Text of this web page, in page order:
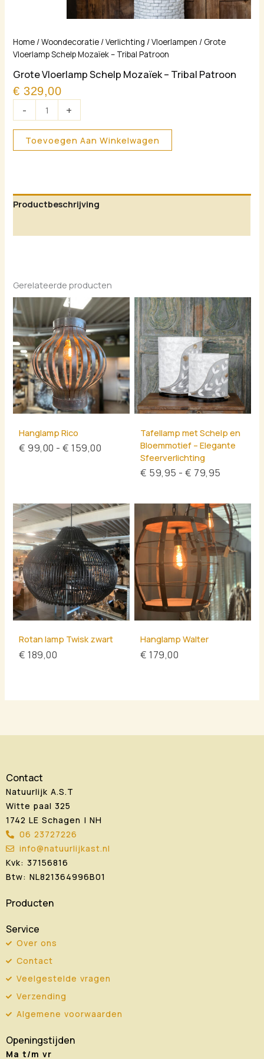
Home /Woondecoratie /Verlichting /Vloerlampen / Grote
Vloerlamp Schelp Mozaïek – Tribal Patroon
Grote Vloerlamp Schelp Mozaïek – Tribal Patroon
€ 329,00
-
Grote
Vloerlamp
Mozaïek
–
Tribal
aantal
+
Toevoegen Aan Winkelwagen
Productbeschrijving
Gerelateerde producten
Hanglamp Rico
€ 99,00 - € 159,00
Prijsklasse:
€ 99,00
tot
€ 159,00
Tafellamp met Schelp en
Bloemmotief – Elegante
Sfeerverlichting
€ 59,95 - € 79,95
€ 59,95
tot
€ 79,95
Rotan lamp Twisk zwart
€ 189,00
Hanglamp Walter
€ 179,00
Contact
Natuurlijk A.S.T
Witte paal 325
1742 LE Schagen | NH
06 23727226
info@natuurlijkast.nl
Kvk: 37156816
Btw: NL821364996B01
Producten
Service
Over ons
Contact
Veelgestelde vragen
Verzending
Algemene voorwaarden
Openingstijden
Ma t/m vr